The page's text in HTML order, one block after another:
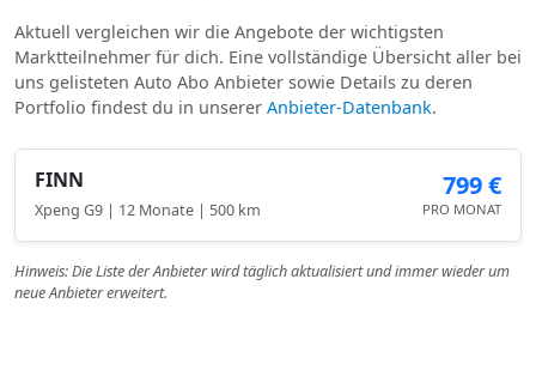
Aktuell vergleichen wir die Angebote der wichtigsten
Marktteilnehmer für dich. Eine vollständige Übersicht aller bei
uns gelisteten Auto Abo Anbieter sowie Details zu deren
Portfolio findest du in unserer Anbieter-Datenbank.
FINN
Xpeng G9 | 12 Monate | 500 km
799 €
PRO MONAT
Hinweis: Die Liste der Anbieter wird täglich aktualisiert und immer wieder um
neue Anbieter erweitert.